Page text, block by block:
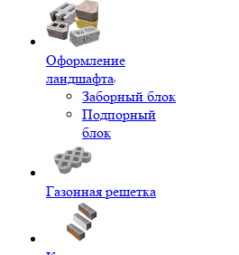
Оформление
ландшафта
Заборный блок
Подпорный
блок
Газонная решетка